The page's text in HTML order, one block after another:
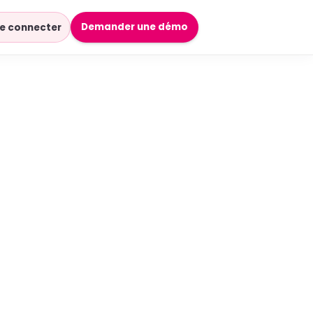
connecter Demander une démo